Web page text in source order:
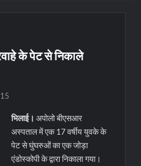
के पेट से निकाले
भिलाई। अपोलो बीएसआर
अस्पताल में एक 17 वर्षीय युवके के
पेट से घुंघरुओं का एक जोड़ा
एंडोस्कोपी के द्वारा निकाला गया।